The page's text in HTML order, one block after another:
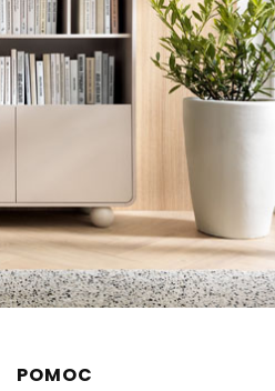
Linki w stopce
POMOC